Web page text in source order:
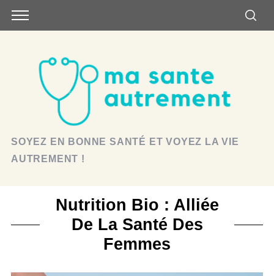
SOYEZ EN BONNE SANTÉ ET VOYEZ LA VIE
AUTREMENT !
Nutrition Bio : Alliée
De La Santé Des
Femmes